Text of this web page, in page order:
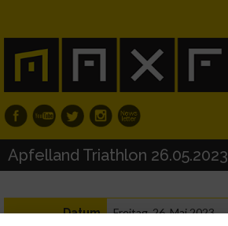
Apfelland Triathlon 26.05.2023
Datum Freitag, 26. Mai 2023